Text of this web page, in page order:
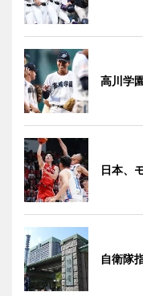
高川学
日本、
自衛隊